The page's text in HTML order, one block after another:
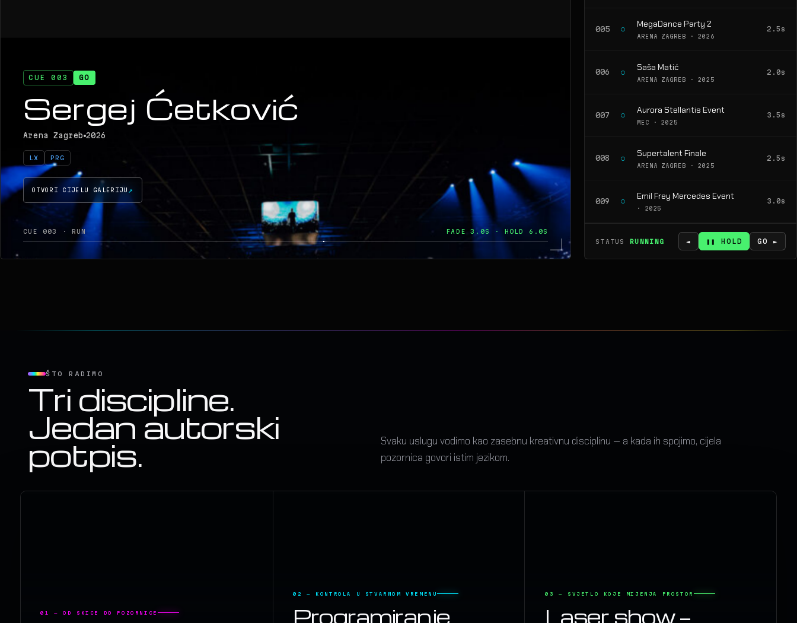
CUE 003 GO
Sergej Ćetković
Arena Zagreb 2026
LX PRG
OTVORI CIJELU GALERIJU
CUE 003 · RUN FADE 3.0S · HOLD 6.0S
005 ○ MegaDance Party 2
ARENA ZAGREB · 2026
2.5s
006 ○ Saša Matić
ARENA ZAGREB · 2025
2.0s
007 ○ Aurora Stellantis Event
MEC · 2025
3.5s
008 ○ Supertalent Finale
ARENA ZAGREB · 2025
2.5s
009 ○ Emil Frey Mercedes Event
· 2025
3.0s
STATUSRUNNING ◄ ❚❚ HOLD GO ►
ŠTO RADIMO
Tri discipline.
Jedan autorski
potpis.
Svaku uslugu vodimo kao zasebnu kreativnu disciplinu — a kada ih spojimo, cijela
pozornica govori istim jezikom.
01 — OD SKICE DO POZORNICE
02 — KONTROLA U STVARNOM VREMENU
Programiranje
03 — SVJETLO KOJE MIJENJA PROSTOR
Laser show —